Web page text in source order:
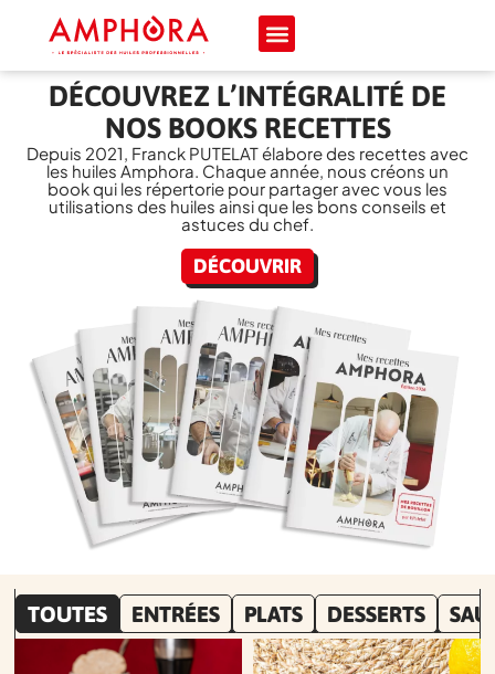
DÉCOUVREZ L’INTÉGRALITÉ DE
NOS BOOKS RECETTES
Depuis 2021, Franck PUTELAT élabore des recettes avec
les huiles Amphora. Chaque année, nous créons un
book qui les répertorie pour partager avec vous les
utilisations des huiles ainsi que les bons conseils et
astuces du chef.
DÉCOUVRIR
TOUTES ENTRÉES PLATS DESSERTS